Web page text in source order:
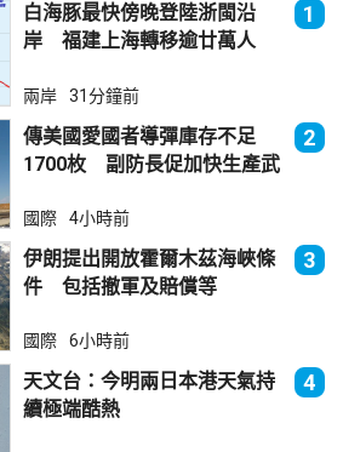
白海豚最快傍晚登陸浙閩沿
岸 福建上海轉移逾廿萬人
1
兩岸 31分鐘前
傳美國愛國者導彈庫存不足
1700枚 副防長促加快生產武
2
國際 4小時前
伊朗提出開放霍爾木茲海峽條
件 包括撤軍及賠償等
3
國際 6小時前
天文台：今明兩日本港天氣持
續極端酷熱
4